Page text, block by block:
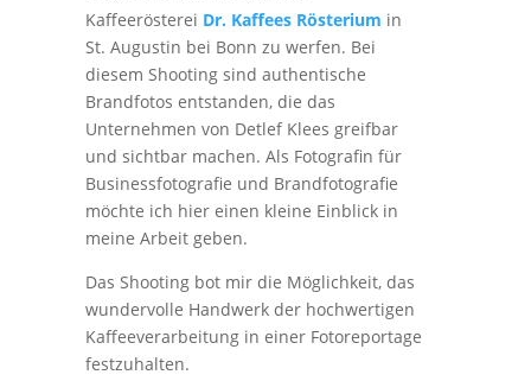
Kaffeerösterei Dr. Kaffees Rösterium in
St. Augustin bei Bonn zu werfen. Bei
diesem Shooting sind authentische
Brandfotos entstanden, die das
Unternehmen von Detlef Klees greifbar
und sichtbar machen. Als Fotografin für
Businessfotografie und Brandfotografie
möchte ich hier einen kleine Einblick in
meine Arbeit geben.
Das Shooting bot mir die Möglichkeit, das
wundervolle Handwerk der hochwertigen
Kaffeeverarbeitung in einer Fotoreportage
festzuhalten.